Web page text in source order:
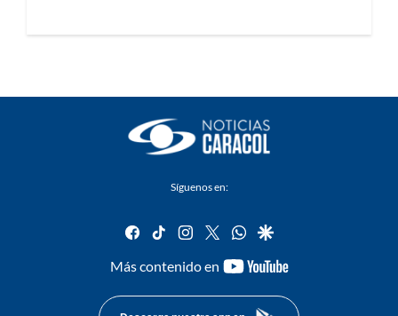
Síguenos en:
facebook
tiktok instagram
twitterwhatsapp
google
Más contenido en
youtube-